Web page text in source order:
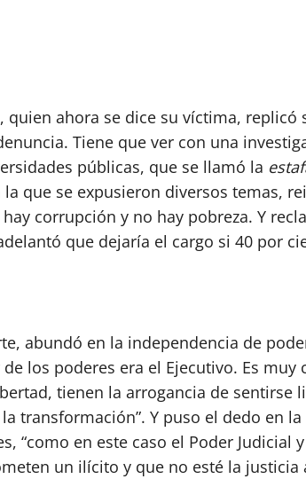
ahora se dice su víctima, replicó
Tiene que ver con una
públicas, que se llamó la
que se expusieron diversos temas,
corrupción y no hay pobreza. Y
que dejaría el cargo si 40 por
abundó en la independencia de
los poderes era el Ejecutivo. Es muy
tienen la arrogancia de sentirse
transformación”. Y puso el dedo en la
“como en este caso el Poder Judicial
un ilícito y que no esté la justicia